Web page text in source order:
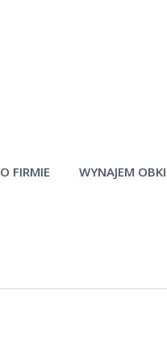
O FIRMIE WYNAJEM